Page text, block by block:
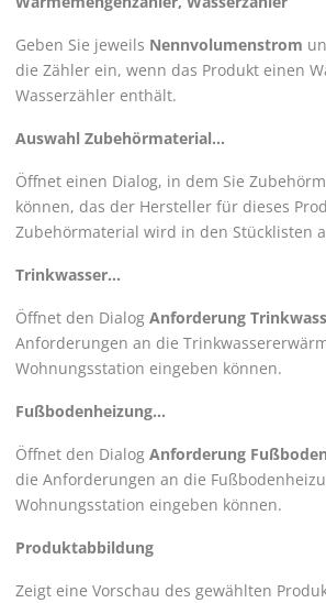
Geben Sie jeweils Nennvolumenstrom
die Zähler ein, wenn das Produkt einen
Wasserzähler enthält.
Auswahl Zubehörmaterial...
Öffnet einen Dialog, in dem Sie
können, das der Hersteller für dieses
Zubehörmaterial wird in den Stücklisten
Trinkwasser...
Öffnet den Dialog Anforderung
Anforderungen an die
Wohnungsstation eingeben können.
Fußbodenheizung...
Öffnet den Dialog Anforderung
die Anforderungen an die
Wohnungsstation eingeben können.
Produktabbildung
Zeigt eine Vorschau des gewählten